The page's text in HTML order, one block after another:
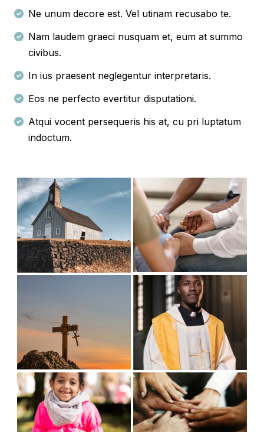
Ne unum decore est. Vel utinam recusabo te.
Nam laudem graeci nusquam et, eum at summo
civibus.
In ius praesent neglegentur interpretaris.
Eos ne perfecto evertitur disputationi.
Atqui vocent persequeris his at, cu pri luptatum
indoctum.